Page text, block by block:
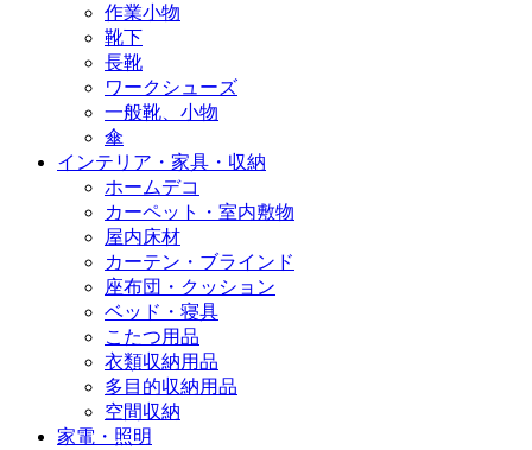
作業小物
靴下
長靴
ワークシューズ
一般靴、小物
傘
インテリア・家具・収納
ホームデコ
カーペット・室内敷物
屋内床材
カーテン・ブラインド
座布団・クッション
ベッド・寝具
こたつ用品
衣類収納用品
多目的収納用品
空間収納
家電・照明